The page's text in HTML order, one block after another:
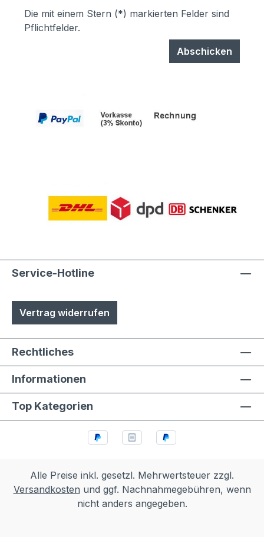
Die mit einem Stern (*) markierten Felder sind
Pflichtfelder.
Abschicken
Service-Hotline
Vertrag widerrufen
Rechtliches
Informationen
Top Kategorien
Alle Preise inkl. gesetzl. Mehrwertsteuer zzgl.
Versandkosten und ggf. Nachnahmegebühren, wenn
nicht anders angegeben.